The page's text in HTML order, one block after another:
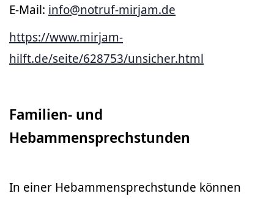
E-Mail: info@notruf-mirjam.de
https://www.mirjam-
hilft.de/seite/628753/unsicher.html
Familien- und
Hebammensprechstunden
In einer Hebammensprechstunde können